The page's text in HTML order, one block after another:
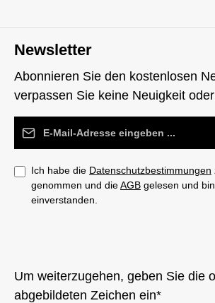
Newsletter
Abonnieren Sie den kostenlosen
verpassen Sie keine Neuigkeit
E-Mail-Adresse*
Ich habe die Datenschutzbestimmungen
genommen und dieAGB gelesen und
einverstanden.
Um weiterzugehen, geben Sie die
abgebildeten Zeichen ein*